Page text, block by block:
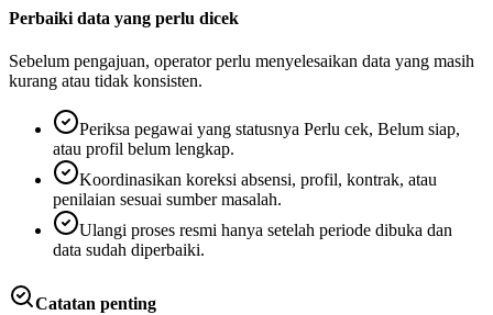
Perbaiki data yang perlu dicek
Sebelum pengajuan, operator perlu menyelesaikan data yang masih
kurang atau tidak konsisten.
Periksa pegawai yang statusnya Perlu cek, Belum siap,
atau profil belum lengkap.
Koordinasikan koreksi absensi, profil, kontrak, atau
penilaian sesuai sumber masalah.
Ulangi proses resmi hanya setelah periode dibuka dan
data sudah diperbaiki.
Catatan penting